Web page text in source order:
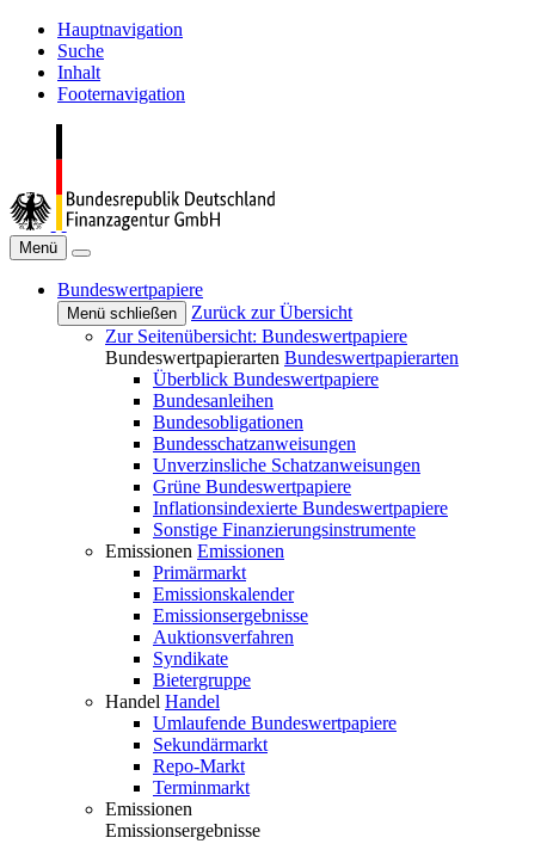
Hauptnavigation
Suche
Inhalt
Footernavigation
Menü
Bundeswertpapiere
Menü schließen
Zurück zur Übersicht
Zur Seitenübersicht: Bundeswertpapiere
Bundeswertpapierarten Bundeswertpapierarten
Überblick Bundeswertpapiere
Bundesanleihen
Bundesobligationen
Bundesschatzanweisungen
Unverzinsliche Schatzanweisungen
Grüne Bundeswertpapiere
Inflationsindexierte Bundeswertpapiere
Sonstige Finanzierungsinstrumente
Emissionen Emissionen
Primärmarkt
Emissionskalender
Emissionsergebnisse
Auktionsverfahren
Syndikate
Bietergruppe
Handel Handel
Umlaufende Bundeswertpapiere
Sekundärmarkt
Repo-Markt
Terminmarkt
Emissionen
Emissionsergebnisse